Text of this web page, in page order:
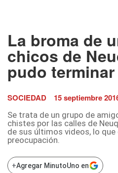
La broma de
chicos de
pudo
SOCIEDAD 15 septiembre
Se trata de un grupo de
chistes por las calles de
de sus últimos videos, lo
preocupación.
+Agregar MinutoUno en